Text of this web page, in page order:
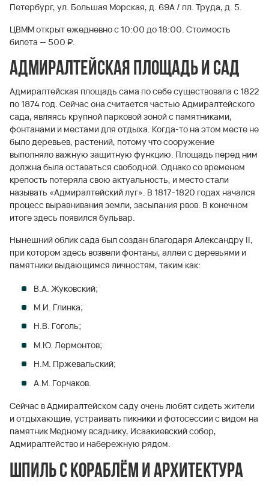
Петербург, ул. Большая Морская, д. 69A / пл. Труда, д. 5.
ЦВММ открыт ежедневно с 10:00 до 18:00. Стоимость
билета — 500 ₽.
Адмиралтейская площадь и сад
Адмиралтейская площадь сама по себе существовала с 1822
по 1874 год. Сейчас она считается частью Адмиралтейского
сада, являясь крупной парковой зоной с памятниками,
фонтанами и местами для отдыха. Когда-то на этом месте не
было деревьев, растений, потому что сооружение
выполняло важную защитную функцию. Площадь перед ним
должна была оставаться свободной. Однако со временем
крепость потеряла свою актуальность, и место стали
называть «Адмиралтейский луг». В 1817-1820 годах начался
процесс выравнивания земли, засыпания рвов. В конечном
итоге здесь появился бульвар.
Нынешний облик сада был создан благодаря Александру II,
при котором здесь возвели фонтаны, аллеи с деревьями и
памятники выдающимся личностям, таким как:
В.А. Жуковский;
М.И. Глинка;
Н.В. Гоголь;
М.Ю. Лермонтов;
Н.М. Пржевальский;
А.М. Горчаков.
Сейчас в Адмиралтейском саду очень любят сидеть жители
и отдыхающие, устраивать пикники и фотосессии с видом на
памятник Медному всаднику, Исаакиевский собор,
Адмиралтейство и набережную рядом.
Шпиль с кораблём и архитектура